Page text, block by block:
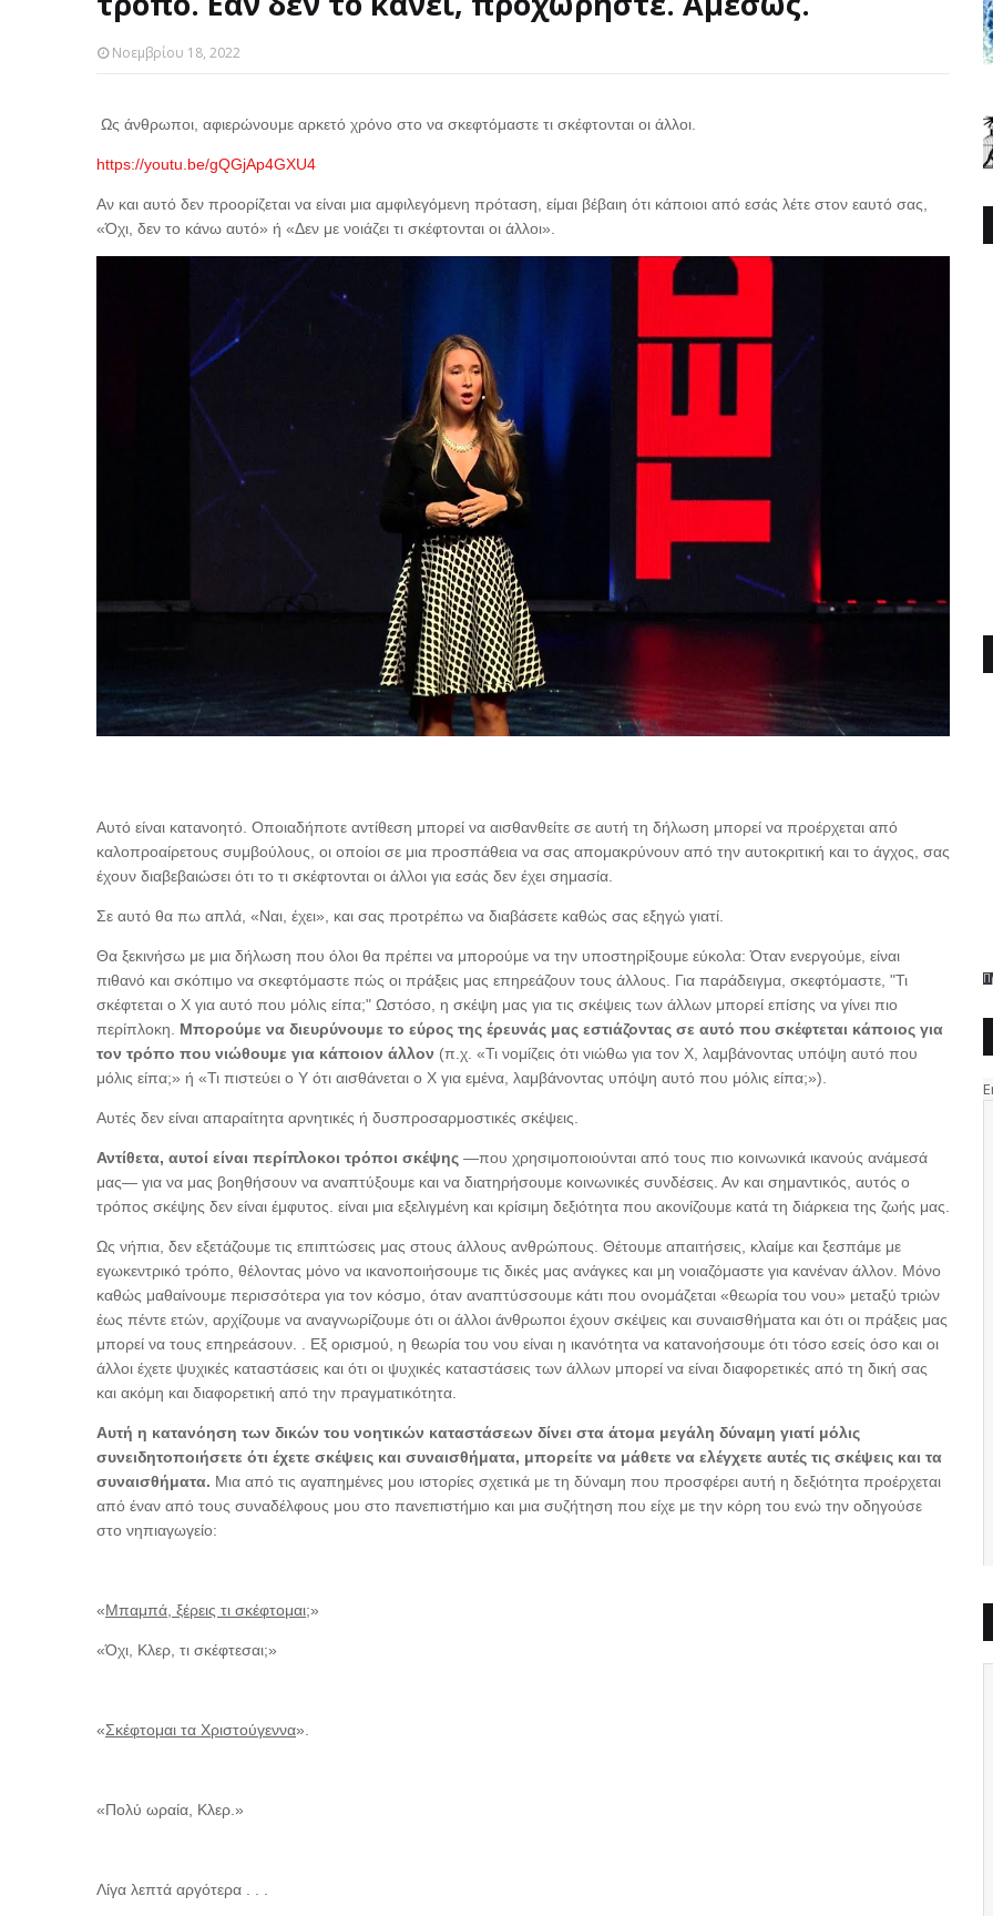
Νοεμβρίου 18, 2022
Ως άνθρωποι, αφιερώνουμε αρκετό χρόνο στο να σκεφτόμαστε τι σκέφτονται οι άλλοι.
https://youtu.be/gQGjAp4GXU4
Αν και αυτό δεν προορίζεται να είναι μια αμφιλεγόμενη πρόταση, είμαι βέβαιη ότι κάποιοι από εσάς λέτε στον εαυτό σας,
«Όχι, δεν το κάνω αυτό» ή «Δεν με νοιάζει τι σκέφτονται οι άλλοι».
Αυτό είναι κατανοητό. Οποιαδήποτε αντίθεση μπορεί να αισθανθείτε σε αυτή τη δήλωση μπορεί να προέρχεται από
καλοπροαίρετους συμβούλους, οι οποίοι σε μια προσπάθεια να σας απομακρύνουν από την αυτοκριτική και το άγχος, σας
έχουν διαβεβαιώσει ότι το τι σκέφτονται οι άλλοι για εσάς δεν έχει σημασία.
Σε αυτό θα πω απλά, «Ναι, έχει», και σας προτρέπω να διαβάσετε καθώς σας εξηγώ γιατί.
Θα ξεκινήσω με μια δήλωση που όλοι θα πρέπει να μπορούμε να την υποστηρίξουμε εύκολα: Όταν ενεργούμε, είναι
πιθανό και σκόπιμο να σκεφτόμαστε πώς οι πράξεις μας επηρεάζουν τους άλλους. Για παράδειγμα, σκεφτόμαστε, "Τι
σκέφτεται ο Χ για αυτό που μόλις είπα;" Ωστόσο, η σκέψη μας για τις σκέψεις των άλλων μπορεί επίσης να γίνει πιο
περίπλοκη. Μπορούμε να διευρύνουμε το εύρος της έρευνάς μας εστιάζοντας σε αυτό που σκέφτεται κάποιος για
τον τρόπο που νιώθουμε για κάποιον άλλον (π.χ. «Τι νομίζεις ότι νιώθω για τον Χ, λαμβάνοντας υπόψη αυτό που
μόλις είπα;» ή «Τι πιστεύει ο Υ ότι αισθάνεται ο Χ για εμένα, λαμβάνοντας υπόψη αυτό που μόλις είπα;»).
Αυτές δεν είναι απαραίτητα αρνητικές ή δυσπροσαρμοστικές σκέψεις.
Αντίθετα, αυτοί είναι περίπλοκοι τρόποι σκέψης —που χρησιμοποιούνται από τους πιο κοινωνικά ικανούς ανάμεσά
μας— για να μας βοηθήσουν να αναπτύξουμε και να διατηρήσουμε κοινωνικές συνδέσεις. Αν και σημαντικός, αυτός ο
τρόπος σκέψης δεν είναι έμφυτος. είναι μια εξελιγμένη και κρίσιμη δεξιότητα που ακονίζουμε κατά τη διάρκεια της ζωής μας.
Ως νήπια, δεν εξετάζουμε τις επιπτώσεις μας στους άλλους ανθρώπους. Θέτουμε απαιτήσεις, κλαίμε και ξεσπάμε με
εγωκεντρικό τρόπο, θέλοντας μόνο να ικανοποιήσουμε τις δικές μας ανάγκες και μη νοιαζόμαστε για κανέναν άλλον. Μόνο
καθώς μαθαίνουμε περισσότερα για τον κόσμο, όταν αναπτύσσουμε κάτι που ονομάζεται «θεωρία του νου» μεταξύ τριών
έως πέντε ετών, αρχίζουμε να αναγνωρίζουμε ότι οι άλλοι άνθρωποι έχουν σκέψεις και συναισθήματα και ότι οι πράξεις μας
μπορεί να τους επηρεάσουν. . Εξ ορισμού, η θεωρία του νου είναι η ικανότητα να κατανοήσουμε ότι τόσο εσείς όσο και οι
άλλοι έχετε ψυχικές καταστάσεις και ότι οι ψυχικές καταστάσεις των άλλων μπορεί να είναι διαφορετικές από τη δική σας
και ακόμη και διαφορετική από την πραγματικότητα.
Αυτή η κατανόηση των δικών του νοητικών καταστάσεων δίνει στα άτομα μεγάλη δύναμη γιατί μόλις
συνειδητοποιήσετε ότι έχετε σκέψεις και συναισθήματα, μπορείτε να μάθετε να ελέγχετε αυτές τις σκέψεις και τα
συναισθήματα. Μια από τις αγαπημένες μου ιστορίες σχετικά με τη δύναμη που προσφέρει αυτή η δεξιότητα προέρχεται
από έναν από τους συναδέλφους μου στο πανεπιστήμιο και μια συζήτηση που είχε με την κόρη του ενώ την οδηγούσε
στο νηπιαγωγείο:
«Μπαμπά, ξέρεις τι σκέφτομαι;»
«Όχι, Κλερ, τι σκέφτεσαι;»
«Σκέφτομαι τα Χριστούγεννα».
«Πολύ ωραία, Κλερ.»
Λίγα λεπτά αργότερα . . .